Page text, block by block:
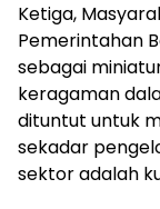
Ketiga,
Pemerintahan
sebagai
keragaman
dituntut untuk
sekadar
sektor adalah